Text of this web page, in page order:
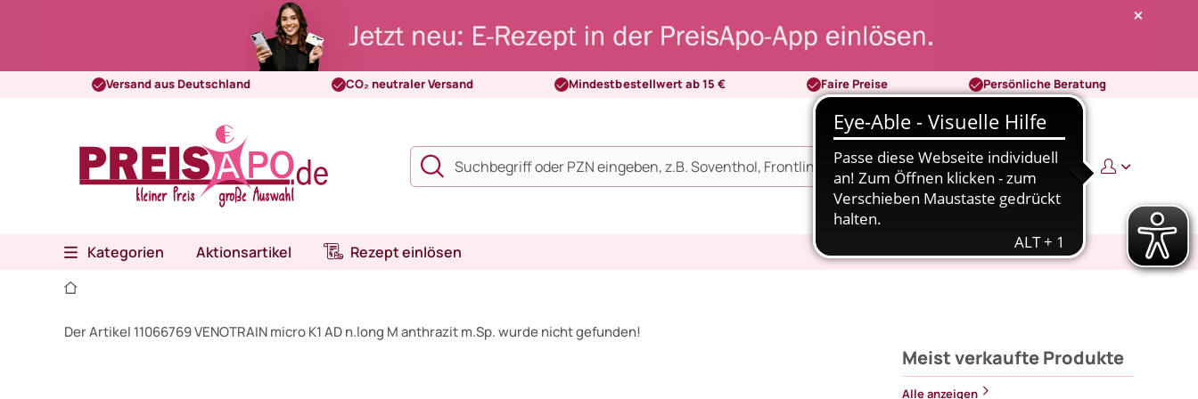
Versand aus Deutschland CO₂ neutraler Versand Mindestbestellwert ab 15 € Faire Preise Persönliche Beratung
0 0,00 €
Kategorien Aktionsartikel Rezept einlösen
Der Artikel 11066769 VENOTRAIN micro K1 AD n.long M anthrazit m.Sp. wurde nicht gefunden!
Meist verkaufte Produkte
Alle anzeigen